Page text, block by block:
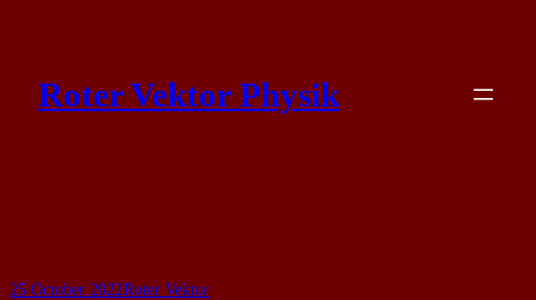
content
Roter Vektor Physik
25 October 2022Roter Vektor